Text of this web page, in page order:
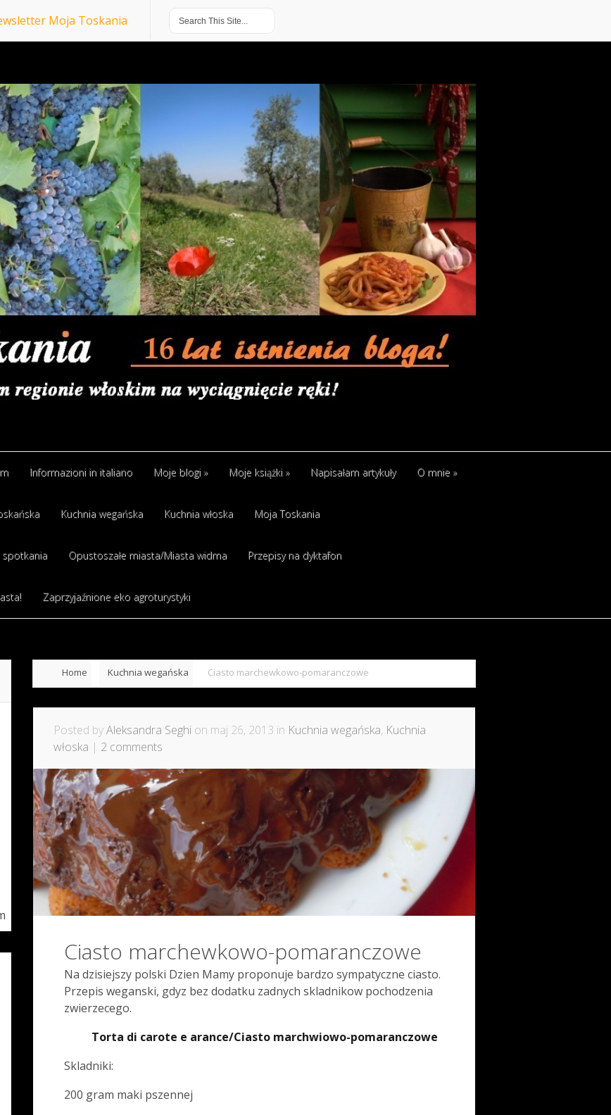
Moja Toskania
Informazioni in italiano Moje blogi » Moje książki » Napisałam artykuły O mnie »
Kuchnia wegańska Kuchnia włoska Moja Toskania
spotkania Opustoszałe miasta/Miasta widma Przepisy na dyktafon
Zaprzyjaźnione eko agroturystyki
Home Kuchnia wegańska Ciasto marchewkowo-pomaranczowe
Posted byAleksandra Seghi on maj 26, 2013 in Kuchnia wegańska, Kuchnia
włoska | 2 comments
Ciasto marchewkowo-pomaranczowe
Na dzisiejszy polski Dzien Mamy proponuje bardzo sympatyczne ciasto.
Przepis weganski, gdyz bez dodatku zadnych skladnikow pochodzenia
zwierzecego.
Torta di carote e arance/Ciasto marchwiowo-pomaranczowe
Skladniki:
200 gram maki pszennej